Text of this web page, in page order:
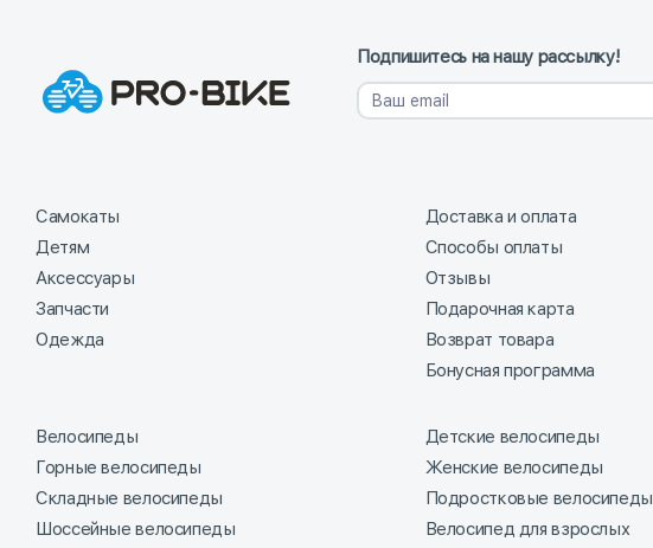
Подпишитесь на нашу рассылку!
Самокаты
Детям
Аксессуары
Запчасти
Одежда
Доставка и оплата
Способы оплаты
Отзывы
Подарочная карта
Возврат товара
Бонусная программа
Велосипеды
Горные велосипеды
Складные велосипеды
Шоссейные велосипеды
Детские велосипеды
Женские велосипеды
Подростковые велосипеды
Велосипед для взрослых